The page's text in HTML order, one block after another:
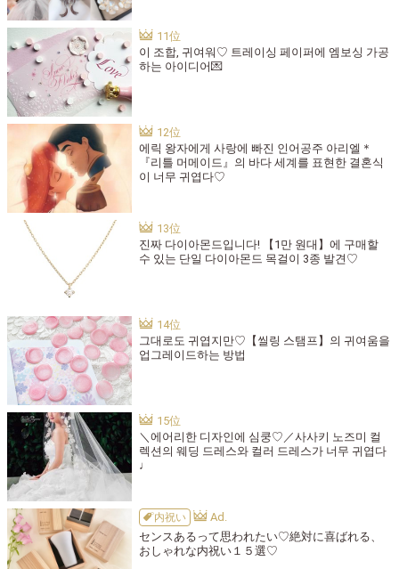
이 조합, 귀여워♡ 트레이싱 페이퍼에 엠보싱 가공
하는 아이디어💌
에릭 왕자에게 사랑에 빠진 인어공주 아리엘＊
『리틀 머메이드』의 바다 세계를 표현한 결혼식
이 너무 귀엽다♡
진짜 다이아몬드입니다! 【1만 원대】에 구매할
수 있는 단일 다이아몬드 목걸이 3종 발견♡
그대로도 귀엽지만♡【씰링 스탬프】의 귀여움을
업그레이드하는 방법
＼에어리한 디자인에 심쿵♡／사사키 노즈미 컬
렉션의 웨딩 드레스와 컬러 드레스가 너무 귀엽다
♩
内祝い
センスあるって思われたい♡絶対に喜ばれる、
おしゃれな内祝い１５選♡